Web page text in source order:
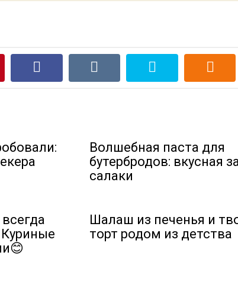
Волшебная паста для
бутербродов: вкусная
салаки
Шалаш из печенья и
торт родом из детства